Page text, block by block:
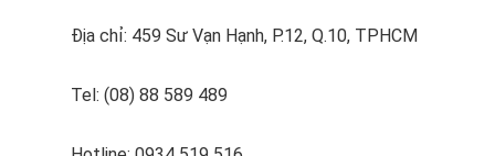
Địa chỉ: 459 Sư Vạn Hạnh, P.12, Q.10, TPHCM
Tel: (08) 88 589 489